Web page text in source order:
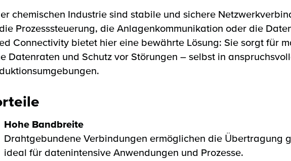
chemischen Industrie sind stabile und sichere
Prozesssteuerung, die Anlagenkommunikation oder die
Connectivity bietet hier eine bewährte Lösung: Sie sorgt für
Datenraten und Schutz vor Störungen – selbst in
Hohe Bandbreite
Drahtgebundene Verbindungen ermöglichen die Übertragung
ideal für datenintensive Anwendungen und Prozesse.